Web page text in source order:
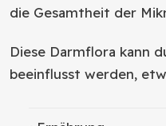
die Gesamtheit der
Diese Darmflora kann
beeinflusst werden,